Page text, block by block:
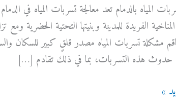
المياه بالدمام تعد معالجة تسربات المياه في
الفريدة للمدينة وبنيتها التحتية الحضرية
مشكلة تسربات المياه مصدر قلقٍ كبير للسكان
حدوث هذه التسربات، بما في ذلك تقادم […]
»